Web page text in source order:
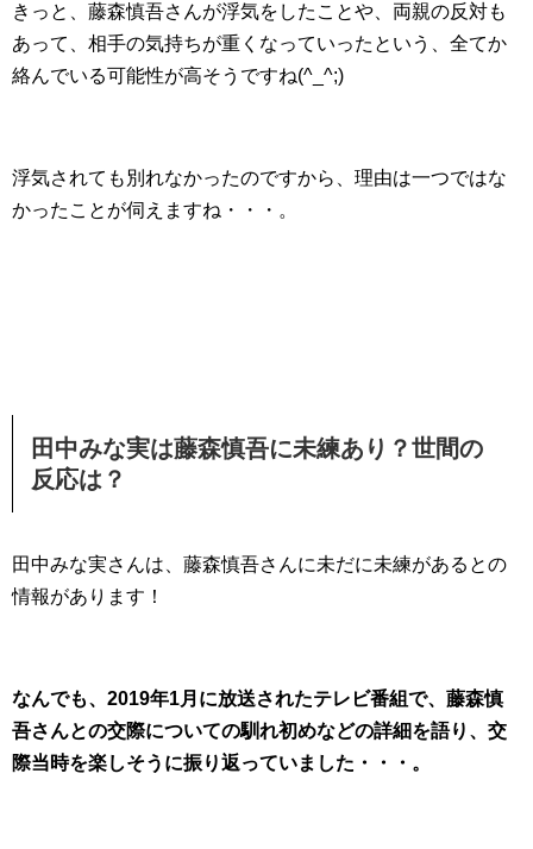
きっと、藤森慎吾さんが浮気をしたことや、両親の反対も
あって、相手の気持ちが重くなっていったという、全てか
絡んでいる可能性が高そうですね(^_^;)
浮気されても別れなかったのですから、理由は一つではな
かったことが伺えますね・・・。
田中みな実は藤森慎吾に未練あり？世間の
反応は？
田中みな実さんは、藤森慎吾さんに未だに未練があるとの
情報があります！
なんでも、2019年1月に放送されたテレビ番組で、藤森慎
吾さんとの交際についての馴れ初めなどの詳細を語り、交
際当時を楽しそうに振り返っていました・・・。